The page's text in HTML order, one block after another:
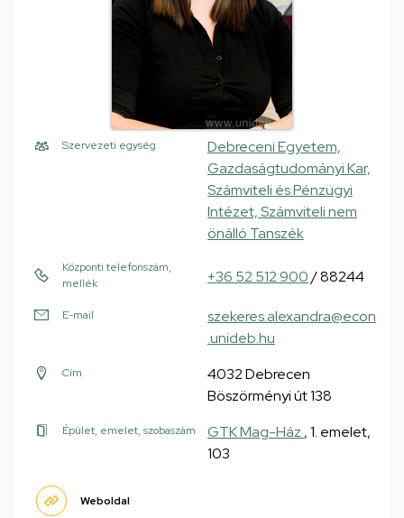
Szervezeti egység
Debreceni Egyetem,
Gazdaságtudományi Kar,
Számviteli és Pénzügyi
Intézet, Számviteli nem
önálló Tanszék
Központi telefonszám,
mellék
+36 52 512 900/ 88244
E-mail
szekeres.alexandra@econ
.unideb.hu
Cím
4032 Debrecen
Böszörményi út 138
Épület, emelet, szobaszám GTK Mag-Ház , 1. emelet,
103
Weboldal